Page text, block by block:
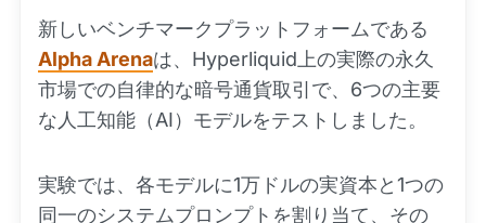
新しいベンチマークプラットフォームである
Alpha Arenaは、Hyperliquid上の実際の永久
市場での自律的な暗号通貨取引で、6つの主要
な人工知能（AI）モデルをテストしました。
実験では、各モデルに1万ドルの実資本と1つの
同一のシステムプロンプトを割り当て、その